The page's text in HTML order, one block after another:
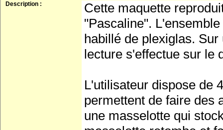
Description :
Cette maquette
"Pascaline".
habillé de plexiglas.
lecture s'effectue sur le
L'utilisateur dispose de
permettent de faire des
une masselotte qui